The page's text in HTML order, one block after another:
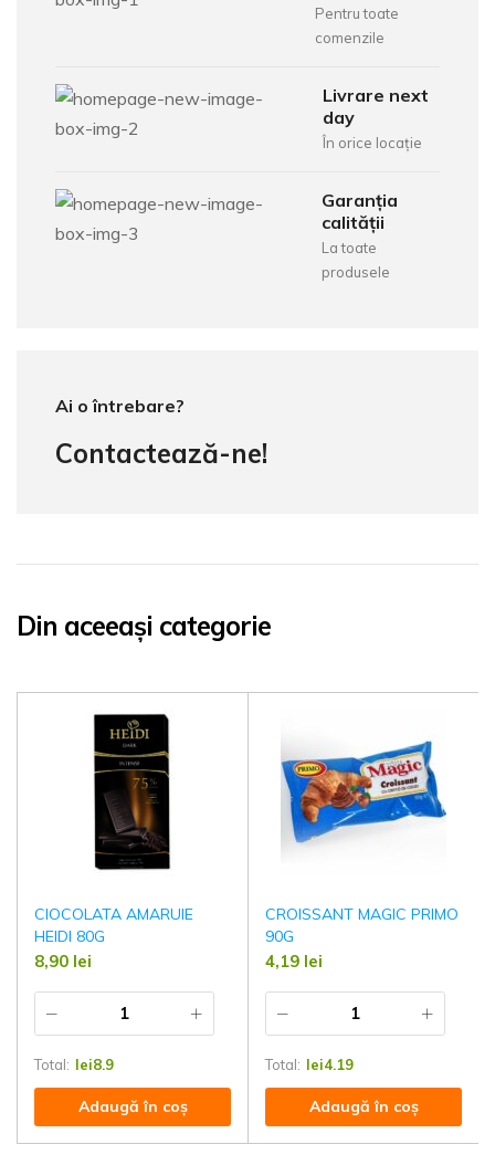
Pentru toate
comenzile
Livrare next
day
În orice locație
Garanția
calității
La toate
produsele
Ai o întrebare?
Contactează-ne!
Din aceeași categorie
CIOCOLATA AMARUIE
HEIDI 80G
8,90 lei
Total: lei8.9
Adaugă în coș
CROISSANT MAGIC PRIMO
90G
4,19 lei
Total: lei4.19
Adaugă în coș